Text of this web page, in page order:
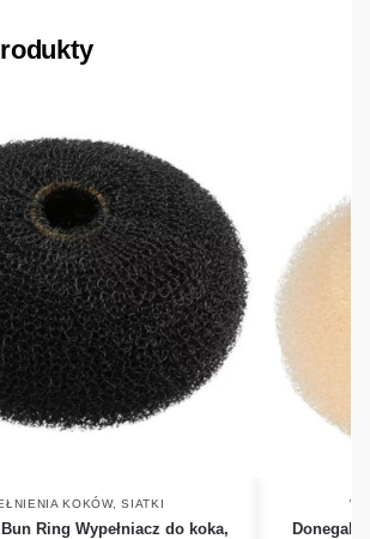
KOKÓW, SIATKI
Ring Wypełniacz do koka,
Donegal